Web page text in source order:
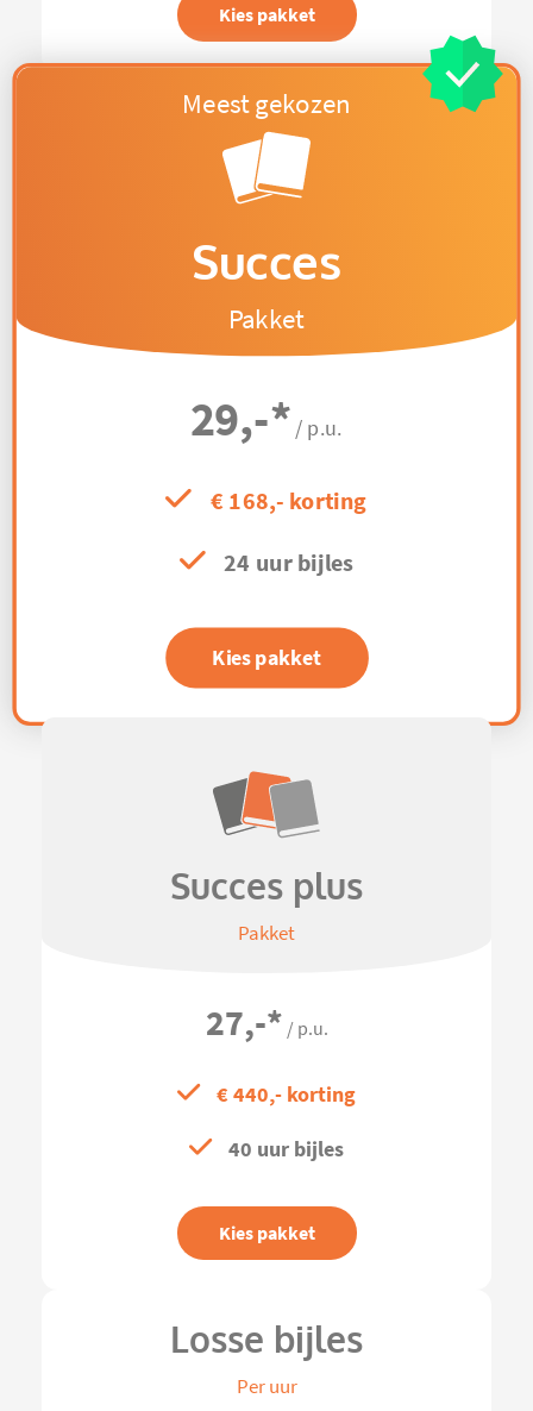
Kies pakket
Succes
Pakket
29,-* / p.u.
€ 168,- korting
24 uur bijles
Kies pakket
Succes plus
Pakket
27,-* / p.u.
€ 440,- korting
40 uur bijles
Kies pakket
Losse bijles
Per uur